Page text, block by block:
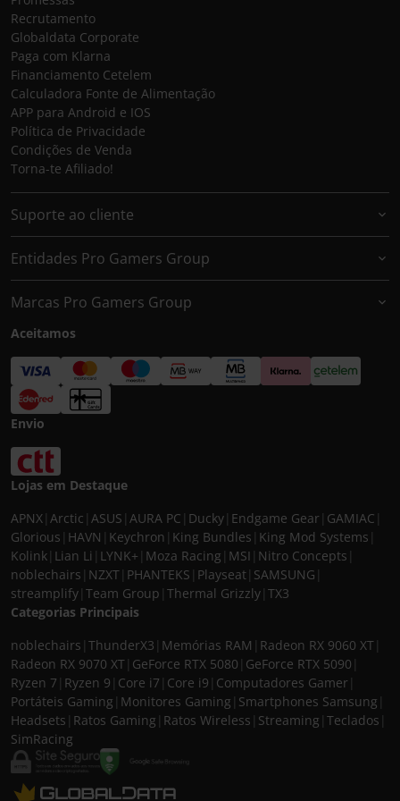
Recrutamento
Globaldata Corporate
Paga com Klarna
Financiamento Cetelem
Calculadora Fonte de Alimentação
APP para Android e IOS
Política de Privacidade
Condições de Venda
Torna-te Afiliado!
Suporte ao cliente
Entidades Pro Gamers Group
Marcas Pro Gamers Group
Aceitamos
Envio
Lojas em Destaque
APNX Arctic ASUS AURA PC Ducky Endgame Gear GAMIAC
Glorious HAVN Keychron King Bundles King Mod Systems
Kolink Lian Li LYNK+ Moza Racing MSI Nitro Concepts
noblechairs NZXT PHANTEKS Playseat SAMSUNG
streamplify Team Group Thermal Grizzly TX3
Categorias Principais
noblechairs ThunderX3 Memórias RAM Radeon RX 9060 XT
Radeon RX 9070 XT GeForce RTX 5080 GeForce RTX 5090
Ryzen 7 Ryzen 9 Core i7 Core i9 Computadores Gamer
Portáteis Gaming Monitores Gaming Smartphones Samsung
Headsets Ratos Gaming Ratos Wireless Streaming Teclados
SimRacing